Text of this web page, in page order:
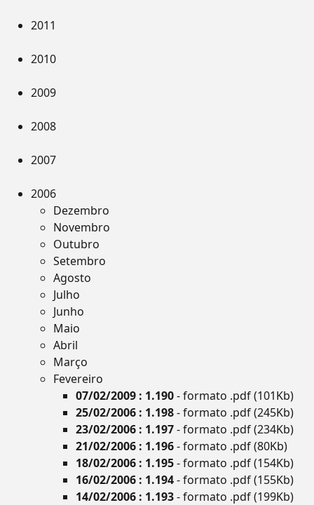
2011
2010
2009
2008
2007
2006
Dezembro
Novembro
Outubro
Setembro
Agosto
Julho
Junho
Maio
Abril
Março
Fevereiro
07/02/2009 : 1.190- formato .pdf (101Kb)
25/02/2006 : 1.198- formato .pdf (245Kb)
23/02/2006 : 1.197- formato .pdf (234Kb)
21/02/2006 : 1.196- formato .pdf (80Kb)
18/02/2006 : 1.195- formato .pdf (154Kb)
16/02/2006 : 1.194- formato .pdf (155Kb)
14/02/2006 : 1.193- formato .pdf (199Kb)